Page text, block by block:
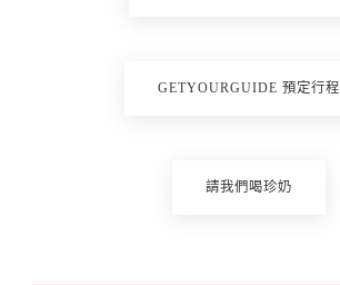
GETYOURGUIDE 預定行程
請我們喝珍奶